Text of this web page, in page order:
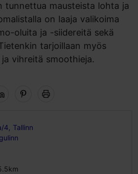
tunnettua mausteista lohta ja
on laaja valikoima
oluita ja -siidereitä sekä
tarjoillaan myös
vihreitä smoothieja.
4, Tallinn